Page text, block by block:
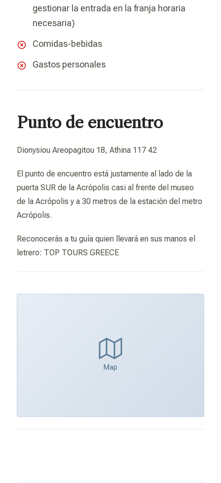
gestionar la entrada en la franja horaria
necesaria)
Comidas-bebidas
Gastos personales
Punto de encuentro
Dionysiou Areopagitou 18, Athina 117 42
El punto de encuentro está justamente al lado de la
puerta SUR de la Acrópolis casi al frente del museo
de la Acrópolis y a 30 metros de la estación del metro
Acrópolis.
Reconocerás a tu guía quien llevará en sus manos el
letrero: TOP TOURS GREECE
Map